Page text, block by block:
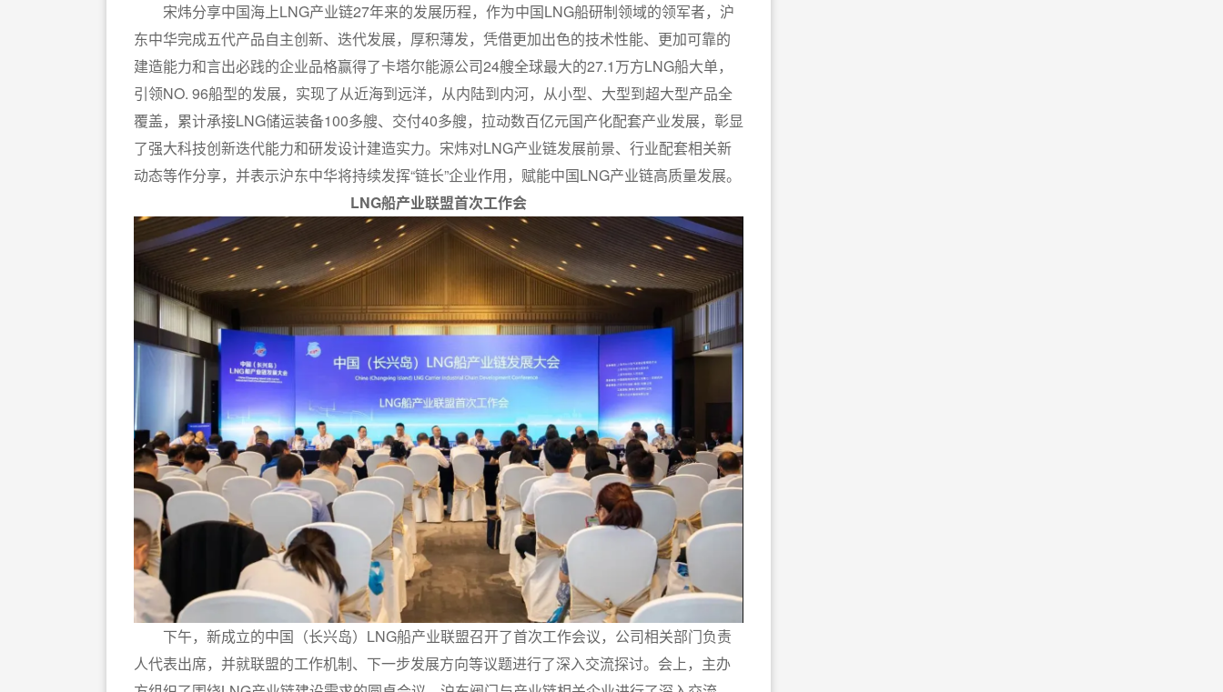
宋炜分享中国海上LNG产业链27年来的发展历程，作为中国LNG船研制领域的领军者，沪
东中华完成五代产品自主创新、迭代发展，厚积薄发，凭借更加出色的技术性能、更加可靠的
建造能力和言出必践的企业品格赢得了卡塔尔能源公司24艘全球最大的27.1万方LNG船大单，
引领NO. 96船型的发展，实现了从近海到远洋，从内陆到内河，从小型、大型到超大型产品全
覆盖，累计承接LNG储运装备100多艘、交付40多艘，拉动数百亿元国产化配套产业发展，彰显
了强大科技创新迭代能力和研发设计建造实力。宋炜对LNG产业链发展前景、行业配套相关新
动态等作分享，并表示沪东中华将持续发挥“链长”企业作用，赋能中国LNG产业链高质量发展。
LNG船产业联盟首次工作会
下午，新成立的中国（长兴岛）LNG船产业联盟召开了首次工作会议，公司相关部门负责
人代表出席，并就联盟的工作机制、下一步发展方向等议题进行了深入交流探讨。会上，主办